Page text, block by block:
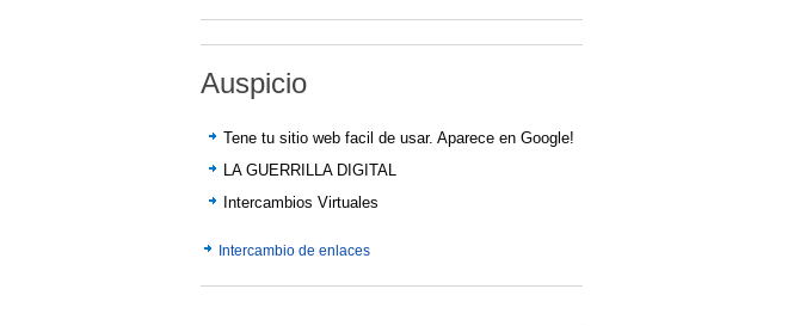
Auspicio
Tene tu sitio web facil de usar. Aparece en Google!
LA GUERRILLA DIGITAL
Intercambios Virtuales
Intercambio de enlaces